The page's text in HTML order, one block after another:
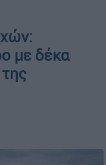
με δέκα